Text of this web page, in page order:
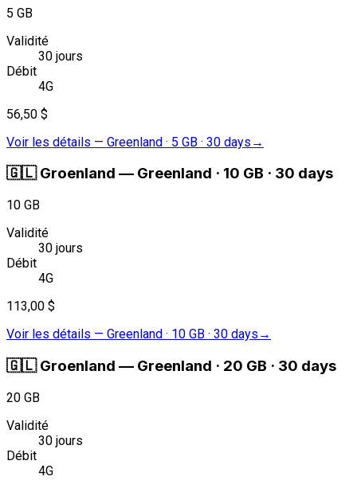
5 GB
Validité
30 jours
Débit
4G
56,50 $
Voir les détails — Greenland · 5 GB · 30 days →
🇬🇱 Groenland — Greenland · 10 GB · 30 days
10 GB
Validité
30 jours
Débit
4G
113,00 $
Voir les détails — Greenland · 10 GB · 30 days →
🇬🇱 Groenland — Greenland · 20 GB · 30 days
20 GB
Validité
30 jours
Débit
4G